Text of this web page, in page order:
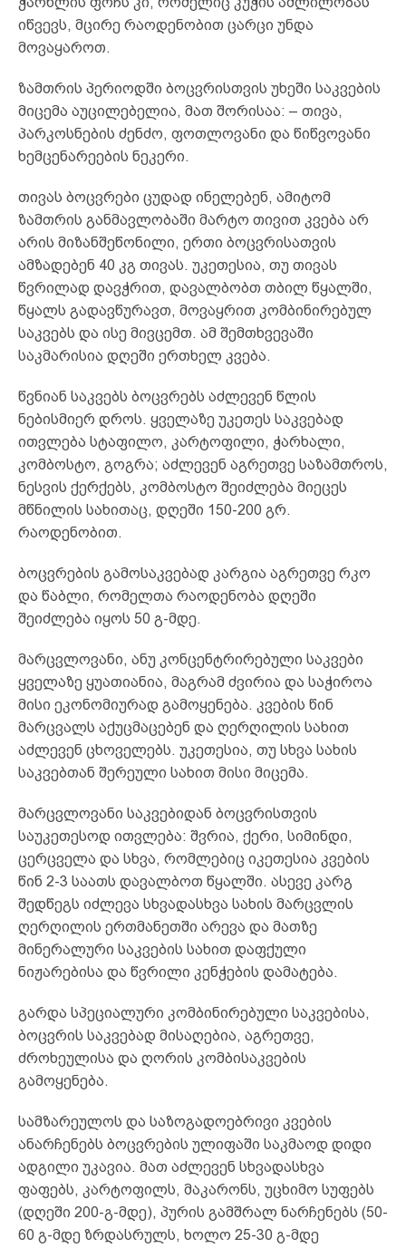
იწვევს, მცირე რაოდენობით ცარცი უნდა
მოვაყაროთ.
ზამთრის პერიოდში ბოცვრისთვის უხეში საკვების
მიცემა აუცილებელია, მათ შორისაა: – თივა,
პარკოსნების ძენძო, ფოთლოვანი და წიწვოვანი
ხემცენარეების ნეკერი.
თივას ბოცვრები ცუდად ინელებენ, ამიტომ
ზამთრის განმავლობაში მარტო თივით კვება არ
არის მიზანშეწონილი, ერთი ბოცვრისათვის
ამზადებენ 40 კგ თივას. უკეთესია, თუ თივას
წვრილად დავჭრით, დავალბობთ თბილ წყალში,
წყალს გადავწურავთ, მოვაყრით კომბინირებულ
საკვებს და ისე მივცემთ. ამ შემთხვევაში
საკმარისია დღეში ერთხელ კვება.
წვნიან საკვებს ბოცვრებს აძლევენ წლის
ნებისმიერ დროს. ყველაზე უკეთეს საკვებად
ითვლება სტაფილო, კარტოფილი, ჭარხალი,
კომბოსტო, გოგრა; აძლევენ აგრეთვე საზამთროს,
ნესვის ქერქებს, კომბოსტო შეიძლება მიეცეს
მწნილის სახითაც, დღეში 150-200 გრ.
რაოდენობით.
ბოცვრების გამოსაკვებად კარგია აგრეთვე რკო
და წაბლი, რომელთა რაოდენობა დღეში
შეიძლება იყოს 50 გ-მდე.
მარცვლოვანი, ანუ კონცენტრირებული საკვები
ყველაზე ყუათიანია, მაგრამ ძვირია და საჭიროა
მისი ეკონომიურად გამოყენება. კვების წინ
მარცვალს აქუცმაცებენ და ღერღილის სახით
აძლევენ ცხოველებს. უკეთესია, თუ სხვა სახის
საკვებთან შერეული სახით მისი მიცემა.
მარცვლოვანი საკვებიდან ბოცვრისთვის
საუკეთესოდ ითვლება: შვრია, ქერი, სიმინდი,
ცერცველა და სხვა, რომლებიც იკეთესია კვების
წინ 2-3 საათს დავალბოთ წყალში. ასევე კარგ
შედწეგს იძლევა სხვადასხვა სახის მარცვლის
ღერღილის ერთმანეთში არევა და მათზე
მინერალური საკვების სახით დაფქული
ნიჟარებისა და წვრილი კენჭების დამატება.
გარდა სპეციალური კომბინირებული საკვებისა,
ბოცვრის საკვებად მისაღებია, აგრეთვე,
ძროხეულისა და ღორის კომბისაკვების
გამოყენება.
სამზარეულოს და საზოგადოებრივი კვების
ანარჩენებს ბოცვრების ულიფაში საკმაოდ დიდი
ადგილი უკავია. მათ აძლევენ სხვადასხვა
ფაფებს, კარტოფილს, მაკარონს, უცხიმო სუფებს
(დღეში 200-გ-მდე), პურის გამშრალ ნარჩენებს (50-
60 გ-მდე ზრდასრულს, ხოლო 25-30 გ-მდე